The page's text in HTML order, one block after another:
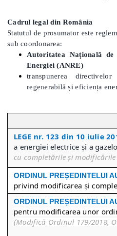
Cadrul legal din România
Statutul de prosumator este
sub coordonarea:
Autoritatea Națională de
Energiei (ANRE)
transpunerea
regenerabilă și eficiența
LEGE nr. 123 din 10 iulie
a energiei electrice și a
cu completările și
ORDINUL PREȘEDINTELUI
privind modificarea și
ORDINUL PREȘEDINTELUI
pentru modificarea unor
(Modifică Ordinul 179/2018,